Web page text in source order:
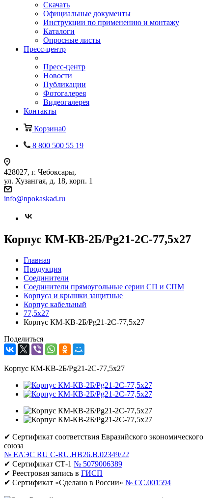
Скачать
Официальные документы
Инструкции по применению и монтажу
Каталоги
Опросные листы
Пресс-центр
Пресс-центр
Новости
Публикации
Фотогалерея
Видеогалерея
Контакты
Корзина0
8 800 500 55 19
428027, г. Чебоксары,
ул. Хузангая, д. 18, корп. 1
info@npokaskad.ru
Корпус КМ-КВ-2Б/Pg21-2С-77,5х27
Главная
Продукция
Соединители
Соединители прямоугольные серии СП и СПМ
Корпуса и крышки защитные
Корпус кабельный
77,5х27
Корпус КМ-КВ-2Б/Pg21-2С-77,5х27
Поделиться
Корпус КМ-КВ-2Б/Pg21-2С-77,5х27
✔ Сертификат соответствия Евразийского экономического
союза
№ ЕАЭС RU C-RU.НВ26.В.02349/22
✔ Сертификат СТ-1 № 5079006389
✔ Реестровая запись в ГИСП
✔ Сертификат «Сделано в России» № CC.001594